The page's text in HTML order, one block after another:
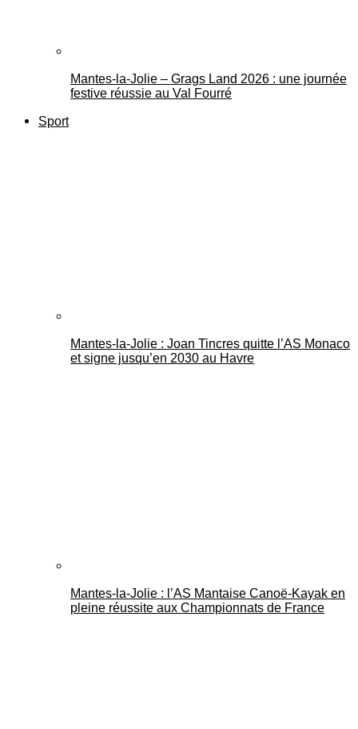
Mantes-la-Jolie – Grags Land 2026 : une journée
festive réussie au Val Fourré
Sport
Mantes-la-Jolie : Joan Tincres quitte l’AS Monaco
et signe jusqu’en 2030 au Havre
Mantes-la-Jolie : l’AS Mantaise Canoë‑Kayak en
pleine réussite aux Championnats de France